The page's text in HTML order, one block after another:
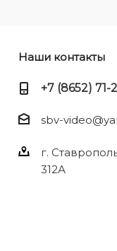
Наши контакты
+7 (8652) 71-
sbv-
г.
312А